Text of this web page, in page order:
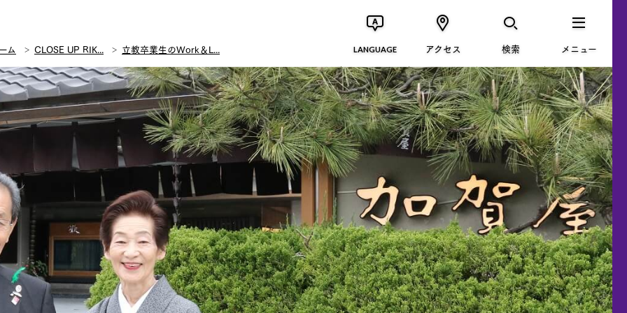
ム CLOSE UP RIK... 立教卒業生のWork＆L... LANGUAGE アクセス 検索 メニュー